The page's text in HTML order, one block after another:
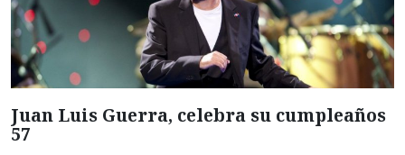
Juan Luis Guerra, celebra su cumpleaños
57